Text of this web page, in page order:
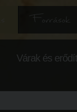
Források
Várak és